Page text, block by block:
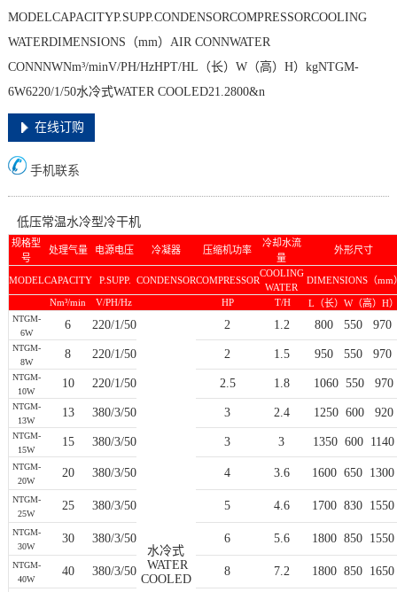
MODELCAPACITYP.SUPP.CONDENSORCOMPRESSORCOOLING
WATERDIMENSIONS（mm）AIR CONNWATER
CONNNWNm³/minV/PH/HzHPT/HL（长）W（高）H）kgNTGM-
6W6220/1/50水冷式WATER COOLED21.2800&n
在线订购
手机联系
低压常温水冷型冷干机
规格型
号
处理气量 电源电压 冷凝器 压缩机功率
冷却水流
量
外形尺寸
MODELCAPACITY P.SUPP. CONDENSORCOMPRESSOR
COOLING
WATER
DIMENSIONS（mm
Nm³/min V/PH/Hz HP T/H L（长）W（高）H
NTGM-
6W
6 220/1/50
水冷式
WATER
COOLED
2 1.2 800 550 970
NTGM-
8W
8 220/1/50 2 1.5 950 550 970
NTGM-
10W
10 220/1/50 2.5 1.8 1060 550 970
NTGM-
13W
13 380/3/50 3 2.4 1250 600 920
NTGM-
15W
15 380/3/50 3 3 1350 600 1140
NTGM-
20W
20 380/3/50 4 3.6 1600 650 1300
NTGM-
25W
25 380/3/50 5 4.6 1700 830 1550
NTGM-
30W
30 380/3/50 6 5.6 1800 850 1550
NTGM-
40W
40 380/3/50 8 7.2 1800 850 1650